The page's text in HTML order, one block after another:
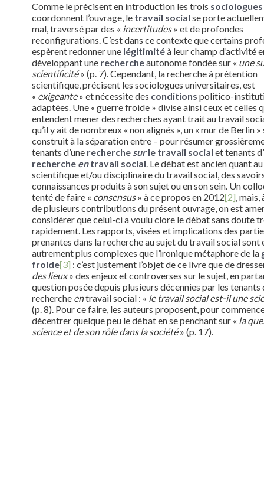
Comme le précisent en introduction les trois sociologues
coordonnent l’ouvrage, le travail social se porte
mal, traversé par des « incertitudes» et de profondes
reconfigurations. C’est dans ce contexte que certains
espèrent redonner une légitimitéà leur champ d’activité
développant une rechercheautonome fondée sur « une
scientificité» (p. 7). Cependant, la recherche à prétention
scientifique, précisent les sociologues universitaires, est
« exigeante» et nécessite des conditions politico-
adaptées. Une « guerre froide » divise ainsi ceux et celles
entendent mener des recherches ayant trait au travail
qu’il y ait de nombreux « non alignés », un « mur de Berlin »
construit à la séparation entre – pour résumer
tenants d’une recherche surle travail social et tenants
recherche entravail social. Le débat est ancien quant au
scientifiqueet/ou disciplinaire du travail social, des
connaissances produits à son sujet ou en son sein. Un
tenté de faire « consensus» à ce propos en 2012[2], mais,
de plusieurs contributions du présent ouvrage, on est
considérer que celui-ci a voulu clore le débat sans doute
rapidement. Les rapports, visées et implications des
prenantes dans la recherche au sujet du travail social sont
autrement plus complexes que l’ironique métaphore de la
froide[3] : c’est justement l’objet de ce livre que de
des lieux» des enjeux et controverses sur le sujet, en
question posée depuis plusieurs décennies par les tenants
recherche entravail social : « le travail social est-il une
(p. 8). Pour ce faire, les auteurs proposent, pour
décentrer quelque peu le débat en se penchant sur « la
science et de son rôle dans la société» (p. 17).